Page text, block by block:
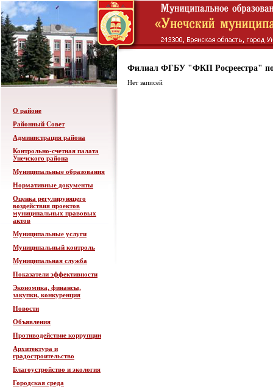
О районе
Районный Совет
Администрация района
Контрольно-счетная палата
Унечского района
Муниципальные образования
Нормативные документы
Оценка регулирующего
воздействия проектов
муниципальных правовых
актов
Муниципальные услуги
Муниципальный контроль
Муниципальная служба
Показатели эффективности
Экономика, финансы,
закупки, конкуренция
Новости
Объявления
Противодействие коррупции
Архитектура и
градостроительство
Благоустройство и экология
Городская среда
Филиал ФГБУ "ФКП Росреестра" по
Нет записей